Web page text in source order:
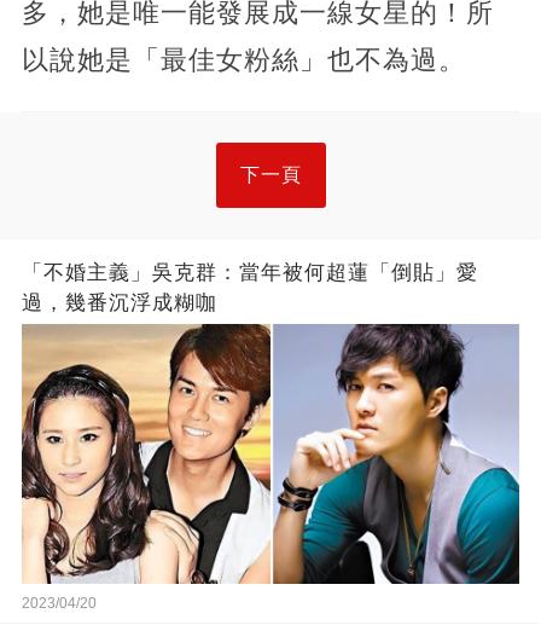
多，她是唯一能發展成一線女星的！所
以說她是「最佳女粉絲」也不為過。
下一頁
「不婚主義」吳克群：當年被何超蓮「倒貼」愛
過，幾番沉浮成糊咖
2023/04/20